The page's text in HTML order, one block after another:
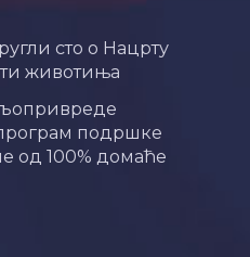
сто о Нацрту
животиња
подршке
од 100% домаће